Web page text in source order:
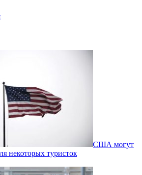
США могут
некоторых туристок